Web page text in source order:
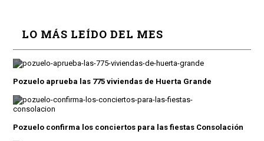
LO MÁS LEÍDO DEL MES
Pozuelo aprueba las 775 viviendas de Huerta Grande
Pozuelo confirma los conciertos para las fiestas Consolación